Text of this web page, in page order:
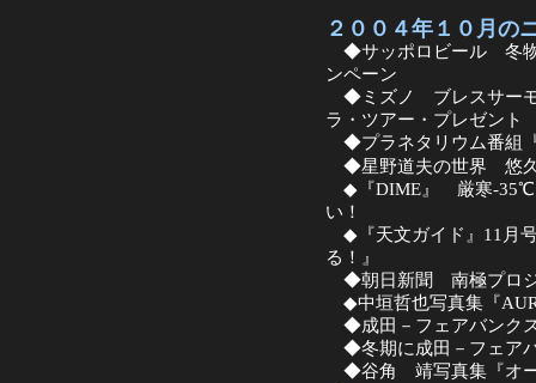
２００４年１０月の
◆サッポロビール 冬物
ンペーン
◆ミズノ ブレスサーモ
ラ・ツアー・プレゼント
◆プラネタリウム番組
◆星野道夫の世界 悠
◆『DIME』 厳寒-35℃
い！
◆『天文ガイド』11月
る！』
◆朝日新聞 南極プロ
◆中垣哲也写真集『
◆成田－フェアバンク
◆冬期に成田－フェア
◆谷角 靖写真集『オー